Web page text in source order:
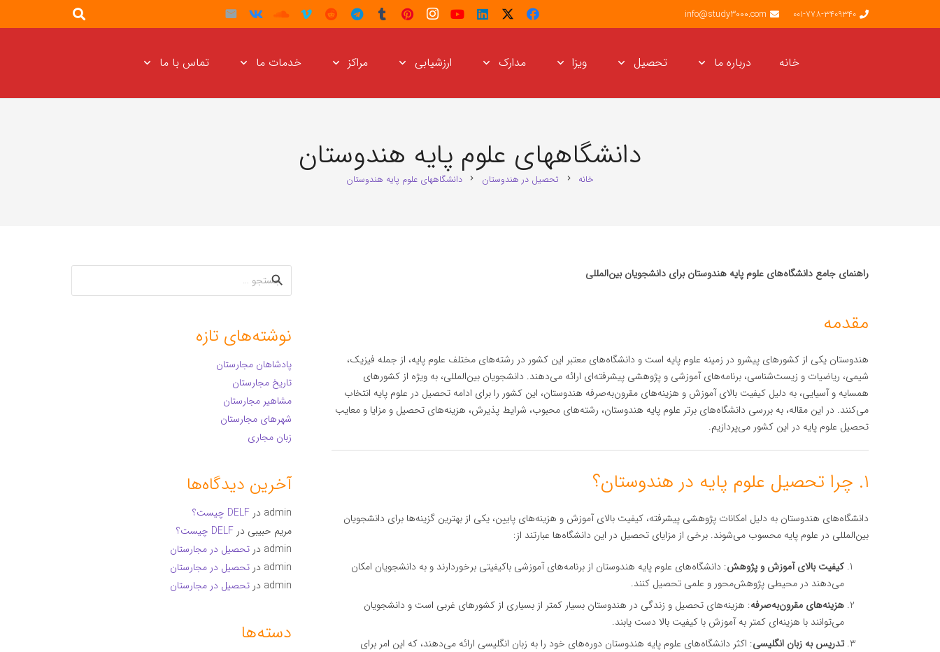
001-778-3409340
info@study3000.com
خانه درباره ما تحصیل ویزا مدارک ارزشیابی مراکز خدمات ما تماس با ما
دانشگاههای علوم پایه هندوستان
خانه chevron_right تحصیل در هندوستان chevron_right دانشگاههای علوم پایه هندوستان
راهنمای جامع دانشگاه‌های علوم پایه هندوستان برای دانشجویان بین‌المللی
مقدمه
هندوستان یکی از کشورهای پیشرو در زمینه علوم پایه است و دانشگاه‌های معتبر این کشور در رشته‌های مختلف علوم پایه، از جمله فیزیک،
شیمی، ریاضیات و زیست‌شناسی، برنامه‌های آموزشی و پژوهشی پیشرفته‌ای ارائه می‌دهند. دانشجویان بین‌المللی، به ویژه از کشورهای
همسایه و آسیایی، به دلیل کیفیت بالای آموزش و هزینه‌های مقرون‌به‌صرفه هندوستان، این کشور را برای ادامه تحصیل در علوم پایه انتخاب
می‌کنند. در این مقاله، به بررسی دانشگاه‌های برتر علوم پایه هندوستان، رشته‌های محبوب، شرایط پذیرش، هزینه‌های تحصیل و مزایا و معایب
تحصیل علوم پایه در این کشور می‌پردازیم.
۱. چرا تحصیل علوم پایه در هندوستان؟
دانشگاه‌های هندوستان به دلیل امکانات پژوهشی پیشرفته، کیفیت بالای آموزش و هزینه‌های پایین، یکی از بهترین گزینه‌ها برای دانشجویان
بین‌المللی در علوم پایه محسوب می‌شوند. برخی از مزایای تحصیل در این دانشگاه‌ها عبارتند از:
کیفیت بالای آموزش و پژوهش: دانشگاه‌های علوم پایه هندوستان از برنامه‌های آموزشی باکیفیتی برخوردارند و به دانشجویان امکان
می‌دهند در محیطی پژوهش‌محور و علمی تحصیل کنند.
هزینه‌های مقرون‌به‌صرفه: هزینه‌های تحصیل و زندگی در هندوستان بسیار کمتر از بسیاری از کشورهای غربی است و دانشجویان
می‌توانند با هزینه‌ای کمتر به آموزش با کیفیت بالا دست یابند.
تدریس به زبان انگلیسی: اکثر دانشگاه‌های علوم پایه هندوستان دوره‌های خود را به زبان انگلیسی ارائه می‌دهند، که این امر برای
جستجو
برای:
نوشته‌های تازه
پادشاهان مجارستان
تاریخ مجارستان
مشاهیر مجارستان
شهرهای مجارستان
زبان مجاری
آخرین دیدگاه‌ها
admin در DELF چیست؟
مریم حبیبی در DELF چیست؟
admin در تحصیل در مجارستان
admin در تحصیل در مجارستان
admin در تحصیل در مجارستان
دسته‌ها